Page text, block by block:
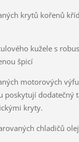
krytů kořenů
kužele s
špicí
motorových
dodatečný
kryty.
chladičů